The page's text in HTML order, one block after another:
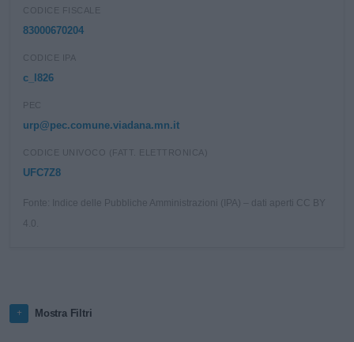
CODICE FISCALE
83000670204
CODICE IPA
c_l826
PEC
urp@pec.comune.viadana.mn.it
CODICE UNIVOCO (FATT. ELETTRONICA)
UFC7Z8
Fonte: Indice delle Pubbliche Amministrazioni (IPA) – dati aperti CC BY
Mostra Filtri